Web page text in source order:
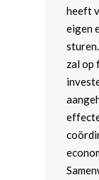
heeft
eigen
zal op